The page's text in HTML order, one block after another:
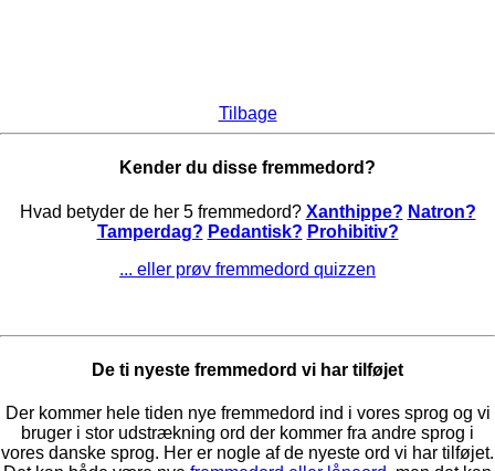
Tilbage
Kender du disse fremmedord?
Hvad betyder de her 5 fremmedord? Xanthippe? Natron?
Tamperdag? Pedantisk? Prohibitiv?
... eller prøv fremmedord quizzen
De ti nyeste fremmedord vi har tilføjet
Der kommer hele tiden nye fremmedord ind i vores sprog og vi
bruger i stor udstrækning ord der kommer fra andre sprog i
vores danske sprog. Her er nogle af de nyeste ord vi har tilføjet.